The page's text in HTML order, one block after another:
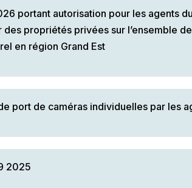
portant autorisation pour les agents
propriétés privées sur l’ensemble
en région Grand Est
port de caméras individuelles par les
2025